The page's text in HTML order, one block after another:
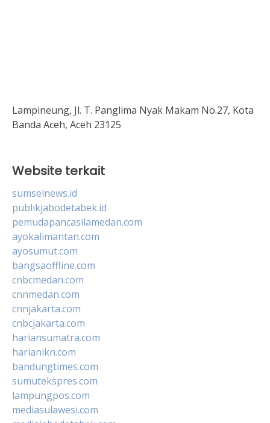
Lampineung, Jl. T. Panglima Nyak Makam No.27, Kota
Banda Aceh, Aceh 23125
Website terkait
sumselnews.id
publikjabodetabek.id
pemudapancasilamedan.com
ayokalimantan.com
ayosumut.com
bangsaoffline.com
cnbcmedan.com
cnnmedan.com
cnnjakarta.com
cnbcjakarta.com
hariansumatra.com
harianikn.com
bandungtimes.com
sumutekspres.com
lampungpos.com
mediasulawesi.com